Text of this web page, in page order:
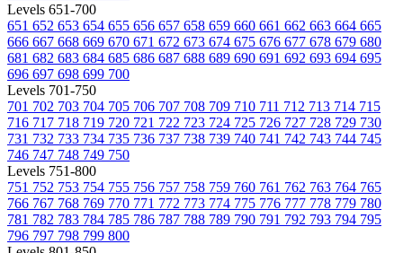
Levels 651-700
651 652 653 654 655 656 657 658 659 660 661 662 663 664 665
666 667 668 669 670 671 672 673 674 675 676 677 678 679 680
681 682 683 684 685 686 687 688 689 690 691 692 693 694 695
696 697 698 699 700
Levels 701-750
701 702 703 704 705 706 707 708 709 710 711 712 713 714 715
716 717 718 719 720 721 722 723 724 725 726 727 728 729 730
731 732 733 734 735 736 737 738 739 740 741 742 743 744 745
746 747 748 749 750
Levels 751-800
751 752 753 754 755 756 757 758 759 760 761 762 763 764 765
766 767 768 769 770 771 772 773 774 775 776 777 778 779 780
781 782 783 784 785 786 787 788 789 790 791 792 793 794 795
796 797 798 799 800